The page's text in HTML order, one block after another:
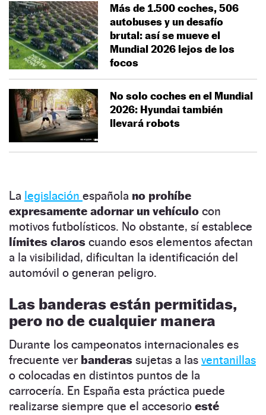
Más de 1.500 coches, 506
autobuses y un desafío
brutal: así se mueve el
Mundial 2026 lejos de los
focos
No solo coches en el Mundial
2026: Hyundai también
llevará robots
La legislación española no prohíbe
expresamente adornar un vehículo con
motivos futbolísticos. No obstante, sí establece
límites claros cuando esos elementos afectan
a la visibilidad, dificultan la identificación del
automóvil o generan peligro.
Las banderas están permitidas,
pero no de cualquier manera
Durante los campeonatos internacionales es
frecuente ver banderas sujetas a las ventanillas
o colocadas en distintos puntos de la
carrocería. En España esta práctica puede
realizarse siempre que el accesorio esté